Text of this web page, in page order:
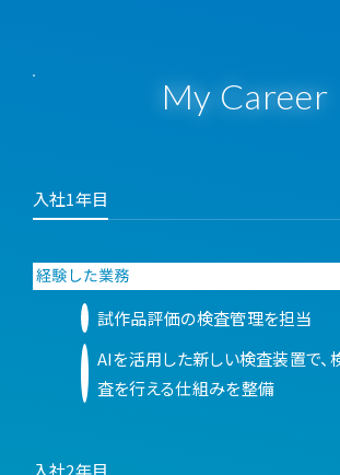
My Career
入社1年目
試作品評価の検査管理を担当
AIを活用した新しい検査装置で
査を行える仕組みを整備
入社2年目